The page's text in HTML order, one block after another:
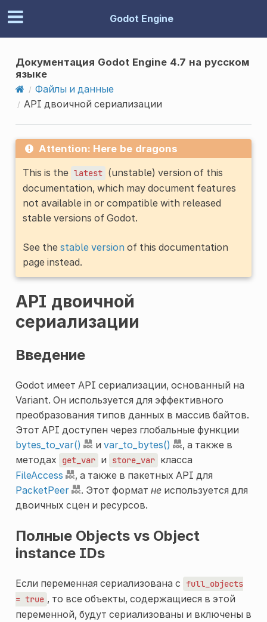
Godot Engine
Документация Godot Engine 4.7 на русском
языке
Файлы и данные
API двоичной сериализации
Attention: Here be dragons
This is the latest (unstable) version of this
documentation, which may document features
not available in or compatible with released
stable versions of Godot.
See the stable versionof this documentation
page instead.
API двоичной
сериализации
Введение
Godot имеет API сериализации, основанный на
Variant. Он используется для эффективного
преобразования типов данных в массив байтов.
Этот API доступен через глобальные функции
bytes_to_var()
и var_to_bytes()
, а также в
методах
get_var и store_var класса
FileAccess
, а также в пакетных API для
PacketPeer
. Этот формат неиспользуется для
двоичных сцен и ресурсов.
Полные Objects vs Object
instance IDs
Если переменная сериализована с full_objects
= true , то все объекты, содержащиеся в этой
переменной, будут сериализованы и включены в